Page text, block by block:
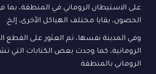
على الاستيطان الروماني في المنطقة، بما
الحصون، بقايا مختلف الهياكل الأخرى، إلخ.
وفي المدينة نفسها، تم العثور على القطع
الرومانية، كما وجدت بعض الكتابات التي
الروماني بالمنطقة.